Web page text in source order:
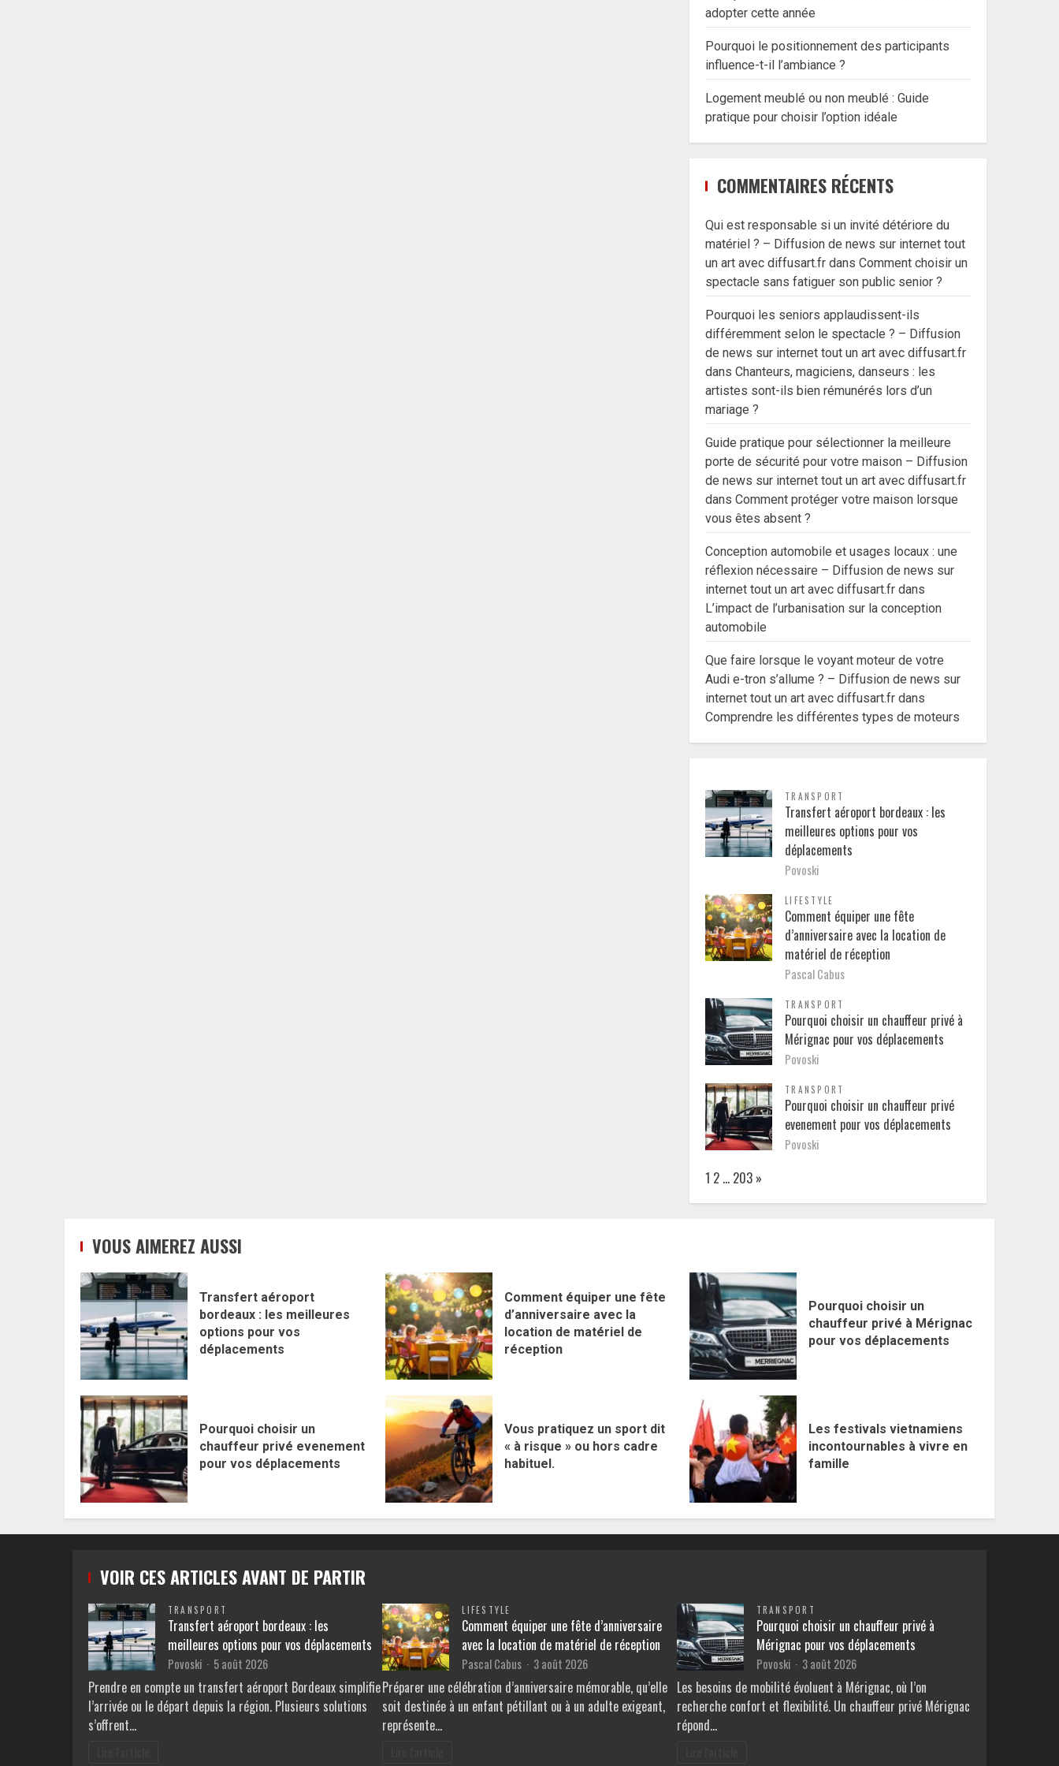
adopter cette année
Pourquoi le positionnement des participants
influence-t-il l’ambiance ?
Logement meublé ou non meublé : Guide
pratique pour choisir l’option idéale
COMMENTAIRES RÉCENTS
Qui est responsable si un invité détériore du
matériel ? – Diffusion de news sur internet tout
un art avec diffusart.fr dansComment choisir un
spectacle sans fatiguer son public senior ?
Pourquoi les seniors applaudissent-ils
différemment selon le spectacle ? – Diffusion
de news sur internet tout un art avec diffusart.fr
dansChanteurs, magiciens, danseurs : les
artistes sont-ils bien rémunérés lors d’un
mariage ?
Guide pratique pour sélectionner la meilleure
porte de sécurité pour votre maison – Diffusion
de news sur internet tout un art avec diffusart.fr
dansComment protéger votre maison lorsque
vous êtes absent ?
Conception automobile et usages locaux : une
réflexion nécessaire – Diffusion de news sur
internet tout un art avec diffusart.fr dans
L’impact de l’urbanisation sur la conception
automobile
Que faire lorsque le voyant moteur de votre
Audi e-tron s’allume ? – Diffusion de news sur
internet tout un art avec diffusart.fr dans
Comprendre les différentes types de moteurs
TRANSPORT
Transfert aéroport bordeaux : les
meilleures options pour vos
déplacements
Povoski
LIFESTYLE
Comment équiper une fête
d’anniversaire avec la location de
matériel de réception
Pascal Cabus
TRANSPORT
Pourquoi choisir un chauffeur privé à
Mérignac pour vos déplacements
Povoski
TRANSPORT
Pourquoi choisir un chauffeur privé
evenement pour vos déplacements
Povoski
Page:
1 2 … 203 Next
»
VOUS AIMEREZ AUSSI
Transfert aéroport
bordeaux : les meilleures
options pour vos
déplacements
Comment équiper une fête
d’anniversaire avec la
location de matériel de
réception
Pourquoi choisir un
chauffeur privé à Mérignac
pour vos déplacements
Pourquoi choisir un
chauffeur privé evenement
pour vos déplacements
Vous pratiquez un sport dit
« à risque » ou hors cadre
habituel.
Les festivals vietnamiens
incontournables à vivre en
famille
VOIR CES ARTICLES AVANT DE PARTIR
TRANSPORT
Transfert aéroport bordeaux : les
meilleures options pour vos déplacements
Povoski 5 août 2026
Prendre en compte un transfert aéroport Bordeaux simplifie
l’arrivée ou le départ depuis la région. Plusieurs solutions
s’offrent…
LIFESTYLE
Comment équiper une fête d’anniversaire
avec la location de matériel de réception
Pascal Cabus 3 août 2026
Préparer une célébration d’anniversaire mémorable, qu’elle
soit destinée à un enfant pétillant ou à un adulte exigeant,
représente…
TRANSPORT
Pourquoi choisir un chauffeur privé à
Mérignac pour vos déplacements
Povoski 3 août 2026
Les besoins de mobilité évoluent à Mérignac, où l’on
recherche confort et flexibilité. Un chauffeur privé Mérignac
répond…